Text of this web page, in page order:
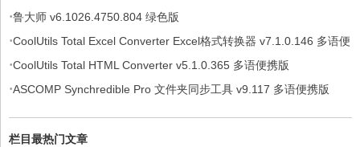
·鲁大师 v6.1026.4750.804 绿色版
·CoolUtils Total Excel Converter Excel格式转换器 v7.1.0.146 多语便
携版
·CoolUtils Total HTML Converter v5.1.0.365 多语便携版
·ASCOMP Synchredible Pro 文件夹同步工具 v9.117 多语便携版
栏目最热门文章